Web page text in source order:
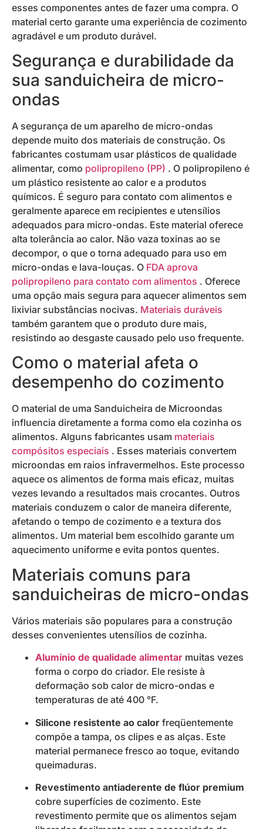
esses componentes antes de fazer uma compra. O
material certo garante uma experiência de cozimento
agradável e um produto durável.
Segurança e durabilidade da
sua sanduicheira de micro-
ondas
A segurança de um aparelho de micro-ondas
depende muito dos materiais de construção. Os
fabricantes costumam usar plásticos de qualidade
alimentar, como polipropileno (PP) . O polipropileno é
um plástico resistente ao calor e a produtos
químicos. É seguro para contato com alimentos e
geralmente aparece em recipientes e utensílios
adequados para micro-ondas. Este material oferece
alta tolerância ao calor. Não vaza toxinas ao se
decompor, o que o torna adequado para uso em
micro-ondas e lava-louças. O FDA aprova
polipropileno para contato com alimentos . Oferece
uma opção mais segura para aquecer alimentos sem
lixiviar substâncias nocivas. Materiais duráveis
também garantem que o produto dure mais,
resistindo ao desgaste causado pelo uso frequente.
Como o material afeta o
desempenho do cozimento
O material de uma Sanduicheira de Microondas
influencia diretamente a forma como ela cozinha os
alimentos. Alguns fabricantes usam materiais
compósitos especiais . Esses materiais convertem
microondas em raios infravermelhos. Este processo
aquece os alimentos de forma mais eficaz, muitas
vezes levando a resultados mais crocantes. Outros
materiais conduzem o calor de maneira diferente,
afetando o tempo de cozimento e a textura dos
alimentos. Um material bem escolhido garante um
aquecimento uniforme e evita pontos quentes.
Materiais comuns para
sanduicheiras de micro-ondas
Vários materiais são populares para a construção
desses convenientes utensílios de cozinha.
Alumínio de qualidade alimentar muitas vezes
forma o corpo do criador. Ele resiste à
deformação sob calor de micro-ondas e
temperaturas de até 400 °F.
Silicone resistente ao calor freqüentemente
compõe a tampa, os clipes e as alças. Este
material permanece fresco ao toque, evitando
queimaduras.
Revestimento antiaderente de flúor premium
cobre superfícies de cozimento. Este
revestimento permite que os alimentos sejam